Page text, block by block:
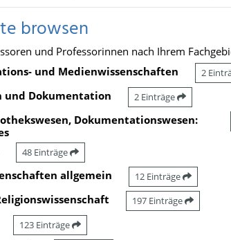
browsen
und Professorinnen nach Ihrem
und Medienwissenschaften
2
und Dokumentation 2 Einträge
Dokumentationswesen:
48 Einträge
allgemein 12 Einträge
197 Einträge
123 Einträge